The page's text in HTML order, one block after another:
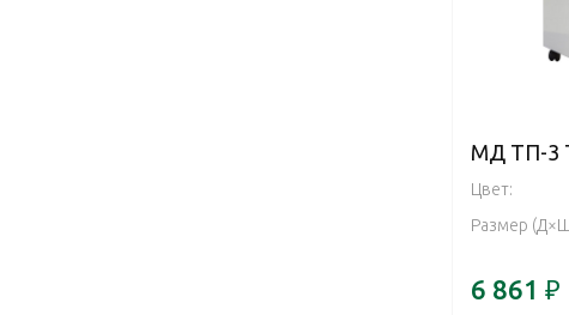
МД ТП-3
Цвет:
Размер
6 861 ₽